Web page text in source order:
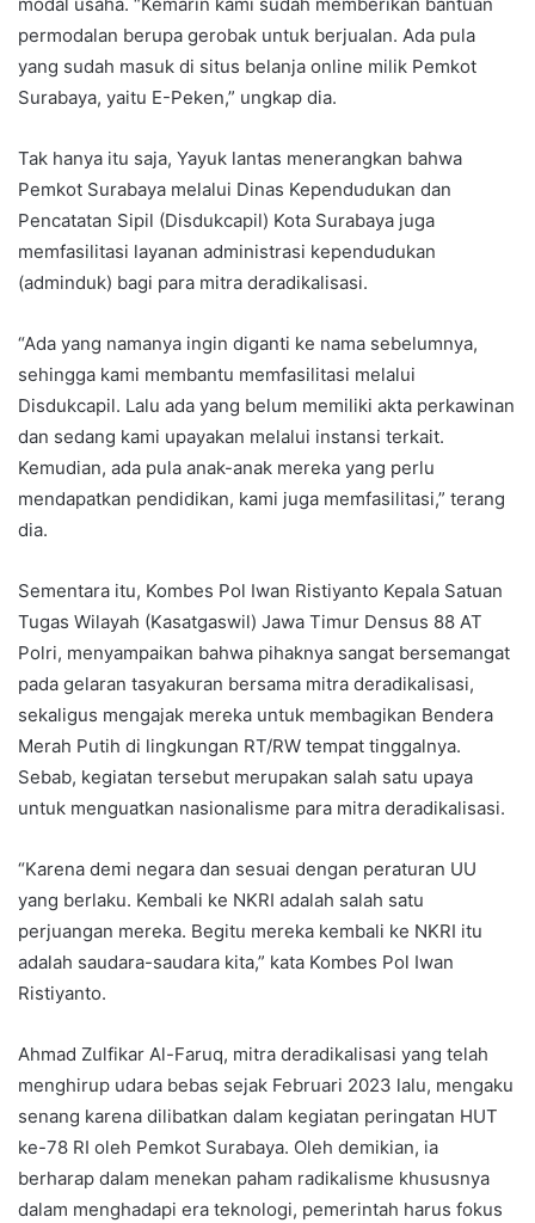
permodalan berupa gerobak untuk berjualan. Ada pula
yang sudah masuk di situs belanja online milik Pemkot
Surabaya, yaitu E-Peken,” ungkap dia.
Tak hanya itu saja, Yayuk lantas menerangkan bahwa
Pemkot Surabaya melalui Dinas Kependudukan dan
Pencatatan Sipil (Disdukcapil) Kota Surabaya juga
memfasilitasi layanan administrasi kependudukan
(adminduk) bagi para mitra deradikalisasi.
“Ada yang namanya ingin diganti ke nama sebelumnya,
sehingga kami membantu memfasilitasi melalui
Disdukcapil. Lalu ada yang belum memiliki akta perkawinan
dan sedang kami upayakan melalui instansi terkait.
Kemudian, ada pula anak-anak mereka yang perlu
mendapatkan pendidikan, kami juga memfasilitasi,” terang
dia.
Sementara itu, Kombes Pol Iwan Ristiyanto Kepala Satuan
Tugas Wilayah (Kasatgaswil) Jawa Timur Densus 88 AT
Polri, menyampaikan bahwa pihaknya sangat bersemangat
pada gelaran tasyakuran bersama mitra deradikalisasi,
sekaligus mengajak mereka untuk membagikan Bendera
Merah Putih di lingkungan RT/RW tempat tinggalnya.
Sebab, kegiatan tersebut merupakan salah satu upaya
untuk menguatkan nasionalisme para mitra deradikalisasi.
“Karena demi negara dan sesuai dengan peraturan UU
yang berlaku. Kembali ke NKRI adalah salah satu
perjuangan mereka. Begitu mereka kembali ke NKRI itu
adalah saudara-saudara kita,” kata Kombes Pol Iwan
Ristiyanto.
Ahmad Zulfikar Al-Faruq, mitra deradikalisasi yang telah
menghirup udara bebas sejak Februari 2023 lalu, mengaku
senang karena dilibatkan dalam kegiatan peringatan HUT
ke-78 RI oleh Pemkot Surabaya. Oleh demikian, ia
berharap dalam menekan paham radikalisme khususnya
dalam menghadapi era teknologi, pemerintah harus fokus